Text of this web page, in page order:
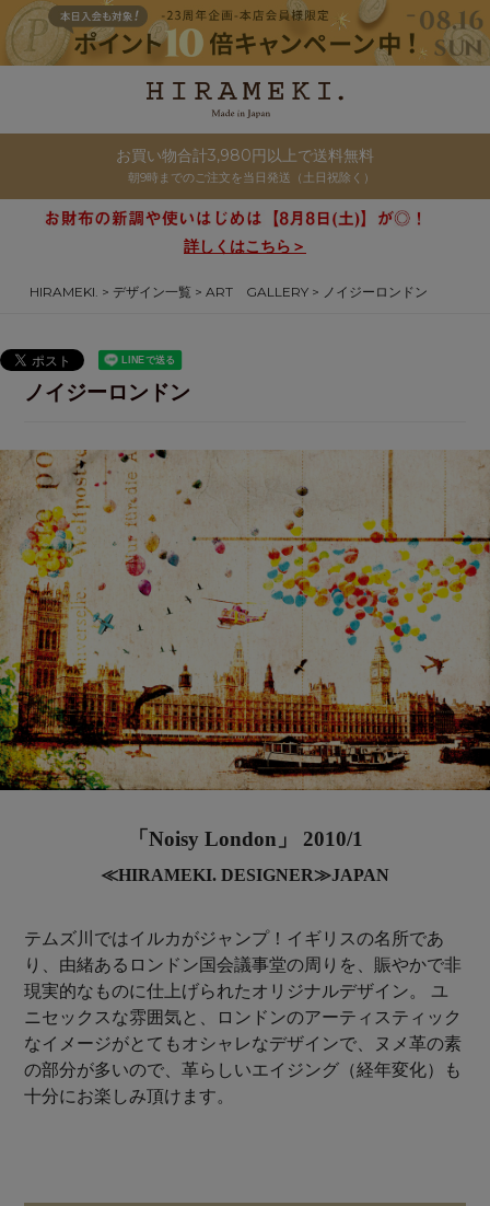
お買い物合計3,980円以上で送料無料
朝9時までのご注文を当日発送（土日祝除く）
詳しくはこちら＞
HIRAMEKI. デザイン一覧 ART GALLERY ノイジーロンドン
ノイジーロンドン
「Noisy London」 2010/1
≪HIRAMEKI. DESIGNER≫JAPAN
テムズ川ではイルカがジャンプ！イギリスの名所であ
り、由緒あるロンドン国会議事堂の周りを、賑やかで非
現実的なものに仕上げられたオリジナルデザイン。 ユ
ニセックスな雰囲気と、ロンドンのアーティスティック
なイメージがとてもオシャレなデザインで、ヌメ革の素
の部分が多いので、革らしいエイジング（経年変化）も
十分にお楽しみ頂けます。